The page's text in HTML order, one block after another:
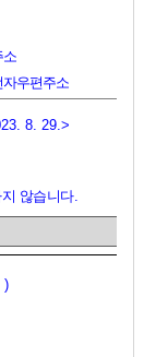
소
자우편주소
8. 29.>
않습니다.
)